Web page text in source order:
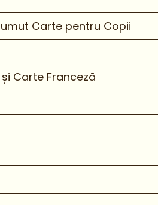
Carte pentru Copii
Carte Franceză